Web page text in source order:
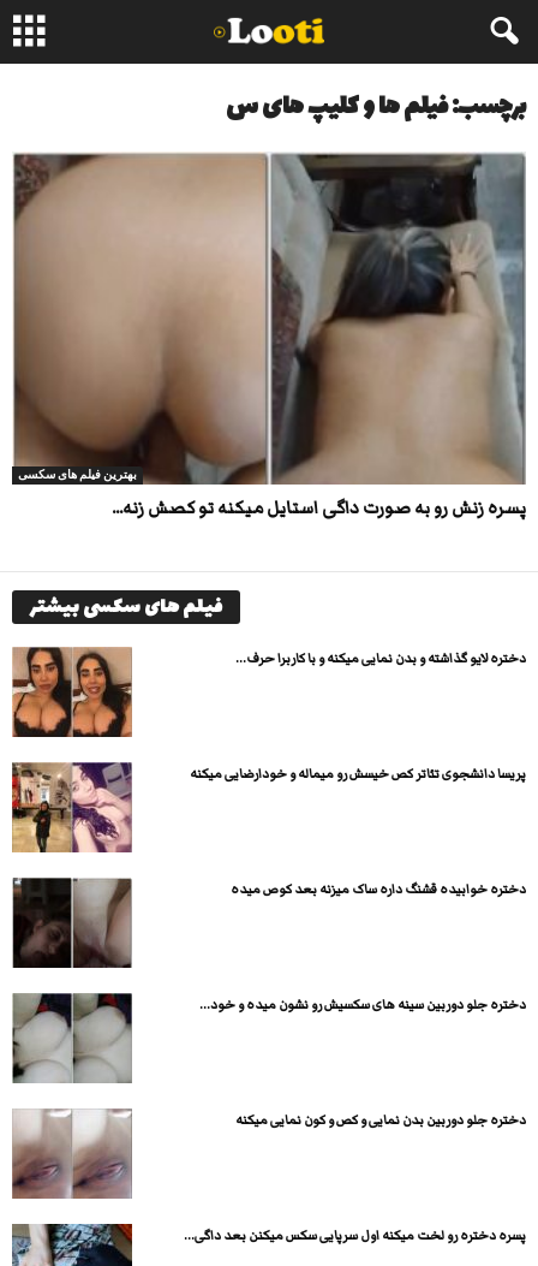
برچسب: فیلم ها و کلیپ های س
بهترین فیلم های سکسی
پسره زنش رو به صورت داگی استایل میکنه تو کصش زنه...
فیلم های سکسی بیشتر
دختره لایو گذاشته و بدن نمایی میکنه و با کاربرا حرف...
پریسا دانشجوی تئاتر کص خیسش رو میماله و خودارضایی میکنه
دختره خوابیده قشنگ داره ساک میزنه بعد کوص میده
دختره جلو دوربین سینه های سکسیش رو نشون میده و خود...
دختره جلو دوربین بدن نمایی و کص و کون نمایی میکنه
پسره دختره رو لخت میکنه اول سرپایی سکس میکنن بعد داگی...